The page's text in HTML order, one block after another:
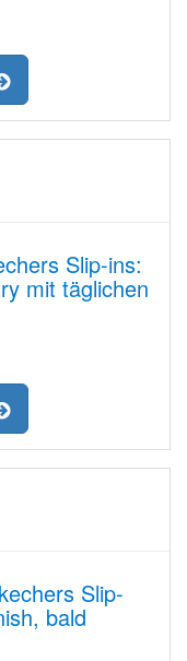
Slip-ins:
mit täglichen
Slip-
bald